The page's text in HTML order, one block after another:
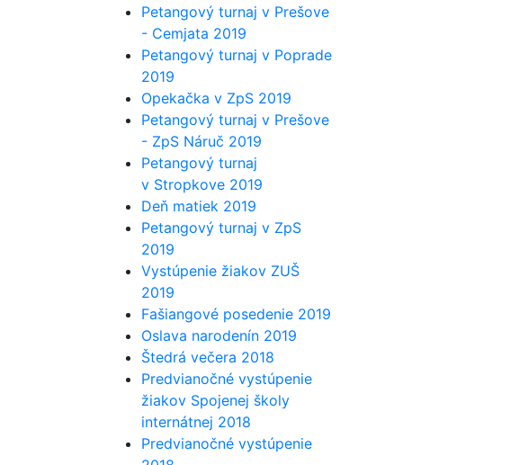
Petangový turnaj v Prešove
- Cemjata 2019
Petangový turnaj v Poprade
2019
Opekačka v ZpS 2019
Petangový turnaj v Prešove
- ZpS Náruč 2019
Petangový turnaj
v Stropkove 2019
Deň matiek 2019
Petangový turnaj v ZpS
2019
Vystúpenie žiakov ZUŠ
2019
Fašiangové posedenie 2019
Oslava narodenín 2019
Štedrá večera 2018
Predvianočné vystúpenie
žiakov Spojenej školy
internátnej 2018
Predvianočné vystúpenie